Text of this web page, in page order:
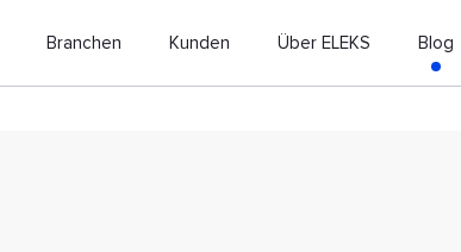
Branchen Kunden Über ELEKS Blog